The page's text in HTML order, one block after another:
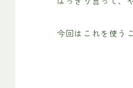
今回はこれを使う